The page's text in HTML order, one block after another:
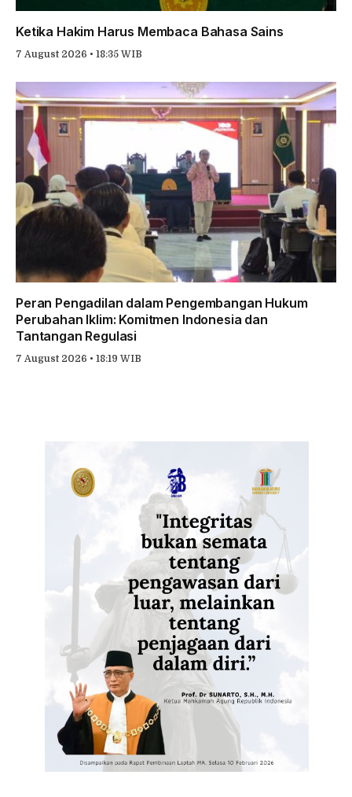
Ketika Hakim Harus Membaca Bahasa Sains
7 August 2026 • 18:35 WIB
Peran Pengadilan dalam Pengembangan Hukum
Perubahan Iklim: Komitmen Indonesia dan
Tantangan Regulasi
7 August 2026 • 18:19 WIB